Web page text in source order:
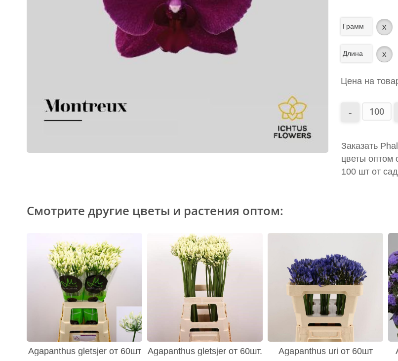
Грамм x
Длина x
Цена на
Заказать
цветы оптом
100 шт от
Смотрите другие цветы и растения оптом:
Agapanthus gletsjer от 60шт Agapanthus gletsjer от 60шт. Agapanthus uri от 60шт